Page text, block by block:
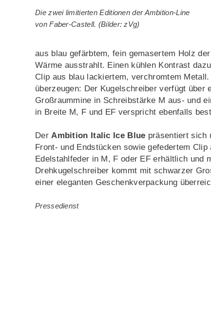
Die zwei limitierten Editionen der Ambition-Line
von Faber-Castell. (Bilder: zVg)
aus blau gefärbtem, fein gemasertem Holz
Wärme ausstrahlt. Einen kühlen Kontrast
Clip aus blau lackiertem, verchromtem
überzeugen: Der Kugelschreiber verfügt
Großraummine in Schreibstärke M aus- und
in Breite M, F und EF verspricht ebenfalls
Der Ambition Italic Ice Blue präsentiert sich
Front- und Endstücken sowie gefedertem
Edelstahlfeder in M, F oder EF erhältlich und
Drehkugelschreiber kommt mit schwarzer
einer eleganten Geschenkverpackung
Pressedienst